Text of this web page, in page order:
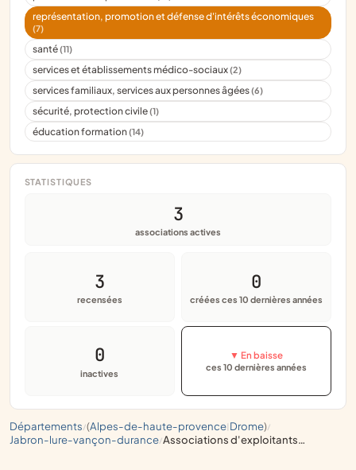
départements/( alpes-de-haute-provence| drome)/
jabron-lure-vançon-durance/ associations d'exploitants agricoles, élevage, horticulture, aviculture, apiculture, viticulture, viniculture
représentation, promotion et défense d'intérêts économiques
(7)
santé(11)
services et établissements médico-sociaux(2)
services familiaux, services aux personnes âgées(6)
sécurité, protection civile(1)
éducation formation(14)
STATISTIQUES
3
associations actives
3
recensées
0
créées ces 10 dernières années
0
inactives
▼ En baisse
ces 10 dernières années